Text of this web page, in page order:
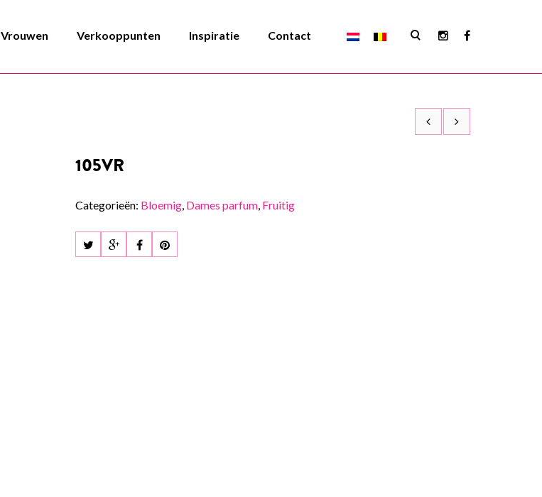
Vrouwen Verkooppunten Inspiratie Contact
105VR
Categorieën: Bloemig, Dames parfum, Fruitig